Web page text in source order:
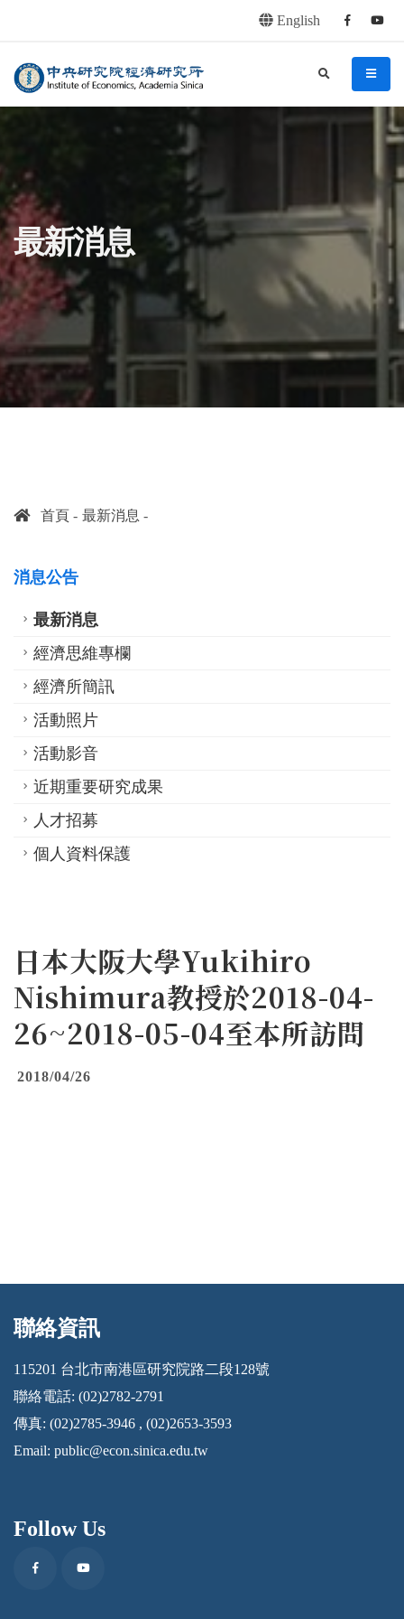
English Facebook
中央研究院經濟研究所 menu
search
最新消息
首頁 最新消息
消息公告
最新消息
經濟思維專欄
經濟所簡訊
活動照片
活動影音
近期重要研究成果
人才招募
個人資料保護
日本大阪大學Yukihiro
Nishimura教授於2018-04-
26~2018-05-04至本所訪問
2018/04/26
:::
聯絡資訊
115201 台北市南港區研究院路二段128號
聯絡電話: (02)2782-2791
傳真: (02)2785-3946 , (02)2653-3593
Email: public@econ.sinica.edu.tw
Follow Us
FacebookYoutube